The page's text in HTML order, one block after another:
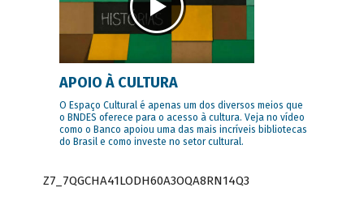
APOIO À CULTURA
O Espaço Cultural é apenas um dos diversos meios que
o BNDES oferece para o acesso à cultura. Veja no vídeo
como o Banco apoiou uma das mais incríveis bibliotecas
do Brasil e como investe no setor cultural.
Z7_7QGCHA41LODH60A3OQA8RN14Q3